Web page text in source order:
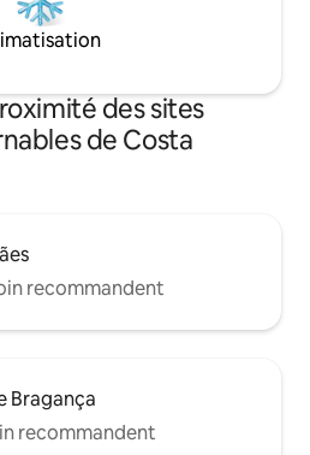
des sites
de Costa
recommandent
Bragança
recommandent